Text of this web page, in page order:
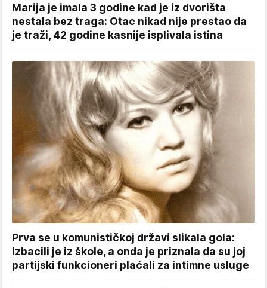
Marija je imala 3 godine kad je iz dvorišta
nestala bez traga: Otac nikad nije prestao da
je traži, 42 godine kasnije isplivala istina
Prva se u komunističkoj državi slikala gola:
Izbacili je iz škole, a onda je priznala da su joj
partijski funkcioneri plaćali za intimne usluge